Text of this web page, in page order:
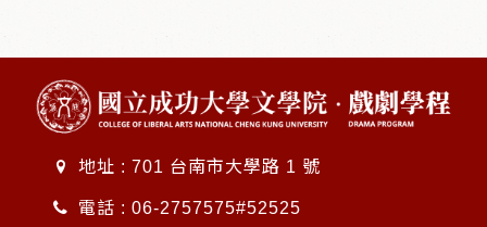
地址 : 701 台南市大學路 1 號
電話 :06-2757575#52525